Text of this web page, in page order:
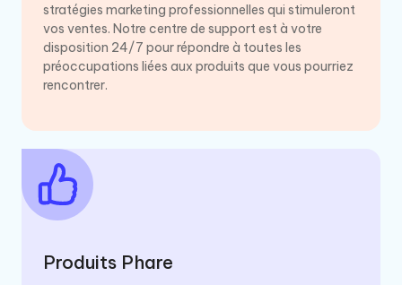
stratégies marketing professionnelles qui stimuleront
vos ventes. Notre centre de support est à votre
disposition 24/7 pour répondre à toutes les
préoccupations liées aux produits que vous pourriez
rencontrer.
Produits Phare